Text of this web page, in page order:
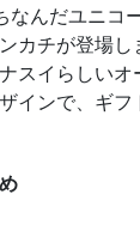
なんだユニコ
カチが登場し
スイらしいオ
インで、ギフ